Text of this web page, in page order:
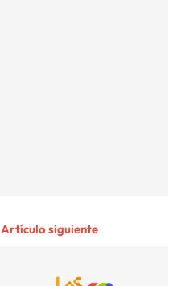
Artículo siguiente